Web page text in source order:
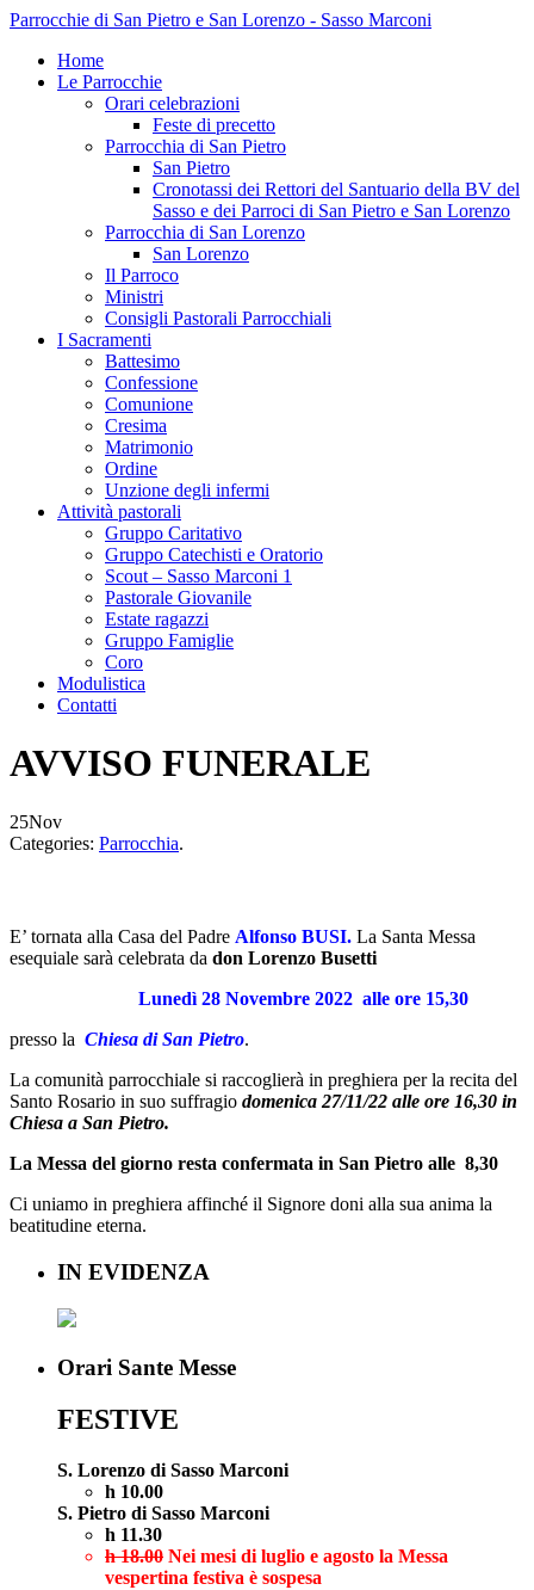
Parrocchie di San Pietro e San Lorenzo - Sasso Marconi
Home
Le Parrocchie
Orari celebrazioni
Feste di precetto
Parrocchia di San Pietro
San Pietro
Cronotassi dei Rettori del Santuario della BV del
Sasso e dei Parroci di San Pietro e San Lorenzo
Parrocchia di San Lorenzo
San Lorenzo
Il Parroco
Ministri
Consigli Pastorali Parrocchiali
I Sacramenti
Battesimo
Confessione
Comunione
Cresima
Matrimonio
Ordine
Unzione degli infermi
Attività pastorali
Gruppo Caritativo
Gruppo Catechisti e Oratorio
Scout – Sasso Marconi 1
Pastorale Giovanile
Estate ragazzi
Gruppo Famiglie
Coro
Modulistica
Contatti
AVVISO FUNERALE
25Nov
Categories: Parrocchia.
E’ tornata alla Casa del Padre Alfonso BUSI. La Santa Messa
esequiale sarà celebrata da don Lorenzo Busetti
Lunedì 28 Novembre 2022 alle ore 15,30
presso la Chiesa di San Pietro.
La comunità parrocchiale si raccoglierà in preghiera per la recita del
Santo Rosario in suo suffragio domenica 27/11/22 alle ore 16,30 in
Chiesa a San Pietro.
La Messa del giorno resta confermata in San Pietro alle 8,30
Ci uniamo in preghiera affinché il Signore doni alla sua anima la
beatitudine eterna.
IN EVIDENZA
Orari Sante Messe
FESTIVE
S. Lorenzo di Sasso Marconi
h 10.00
S. Pietro di Sasso Marconi
h 11.30
h 18.00 Nei mesi di luglio e agosto la Messa
vespertina festiva è sospesa